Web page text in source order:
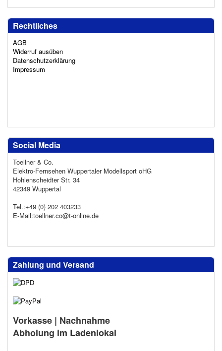
Rechtliches
AGB
Widerruf ausüben
Datenschutzerklärung
Impressum
Social Media
Toellner & Co.
Elektro-Fernsehen Wuppertaler Modellsport oHG
Hohlenscheidter Str. 34
42349 Wuppertal
Tel.:+49 (0) 202 403233
E-Mail:toellner.co@t-online.de
Zahlung und Versand
Vorkasse | Nachnahme
Abholung im Ladenlokal